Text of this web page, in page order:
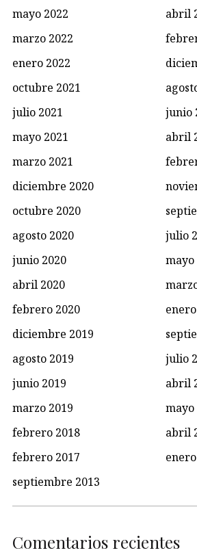
mayo 2022
abril
marzo 2022
enero 2022
octubre 2021
julio 2021
junio
mayo 2021
abril
marzo 2021
diciembre 2020
octubre 2020
agosto 2020
julio
junio 2020
mayo
abril 2020
febrero 2020
diciembre 2019
agosto 2019
julio
junio 2019
abril
marzo 2019
mayo
febrero 2018
abril
febrero 2017
septiembre 2013
Comentarios recientes